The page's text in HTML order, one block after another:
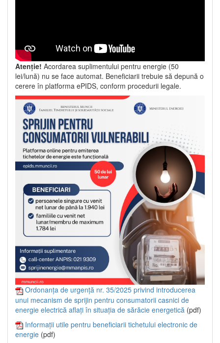
Atenție! Acordarea suplimentului pentru energie (50
lei/lună) nu se face automat. Beneficiarii trebuie să depună o
cerere în platforma ePIDS, conform procedurii legale.
Ordonanța de urgență nr. 35/2025 privind introducerea
unui mecanism de sprijin pentru consumatorii casnici de
energie electrică aflați în situația de sărăcie energetică (pdf)
Informații utile pentru beneficiarii tichetului electronic de
energie (pdf)